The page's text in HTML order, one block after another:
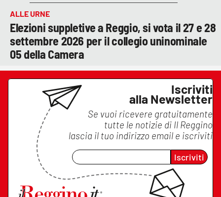
ALLE URNE
Elezioni suppletive a Reggio, si vota il 27 e 28
settembre 2026 per il collegio uninominale
05 della Camera
Iscriviti
alla Newsletter
Se vuoi ricevere gratuitamente
tutte le notizie di Il Reggino
lascia il tuo indirizzo email e iscriviti
Iscriviti